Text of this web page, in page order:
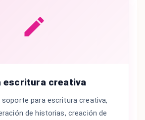
escritura creativa
para escritura creativa,
de historias, creación de